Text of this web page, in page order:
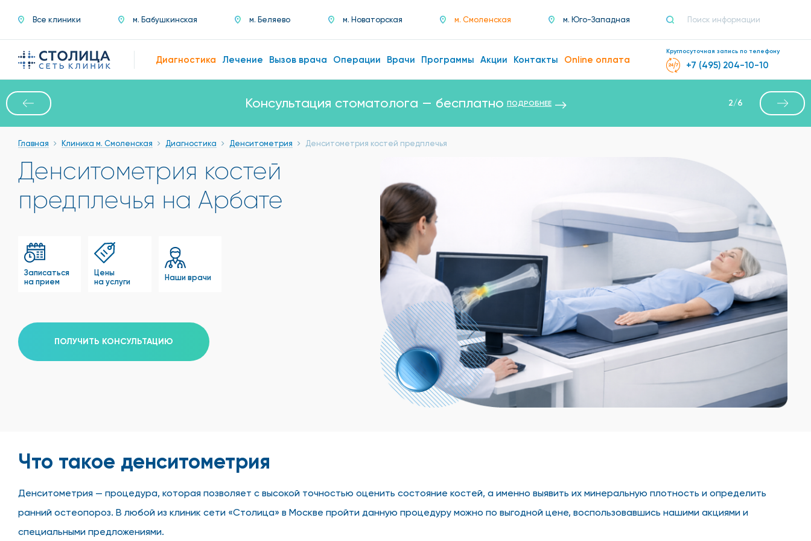
Все клиники м. Бабушкинская м. Беляево м. Новаторская м. Смоленская м. Юго-Западная
Диагностика Лечение Вызов врача Операции Врачи Программы Акции Контакты Online оплата
Круглосуточная запись по телефону
+7 (495) 204-10-10
Консультация стоматолога — бесплатно ПОДРОБНЕЕ 2/6
Главная Клиника м. Смоленская Диагностика Денситометрия Денситометрия костей предплечья
Денситометрия костей
предплечья на Арбате
Записаться
на прием
Цены
на услуги
Наши врачи
ПОЛУЧИТЬ КОНСУЛЬТАЦИЮ
Что такое денситометрия
Денситометрия — процедура, которая позволяет с высокой точностью оценить состояние костей, а именно выявить их минеральную плотность и определить
ранний остеопороз. В любой из клиник сети «Столица» в Москве пройти данную процедуру можно по выгодной цене, воспользовавшись нашими акциями и
специальными предложениями.